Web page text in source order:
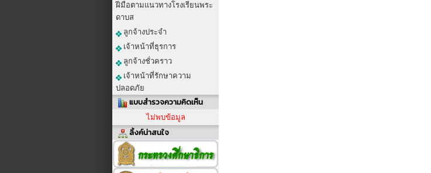
ฝีมือตามแนวทางโรงเรียนพระ
ดาบส
ลูกจ้างประจำ
เจ้าหน้าที่ธุรการ
ลูกจ้างชั่วคราว
เจ้าหน้าที่รักษาความ
ปลอดภัย
แบบสำรวจความคิดเห็น
ไม่พบข้อมูล
ลิ้งค์น่าสนใจ